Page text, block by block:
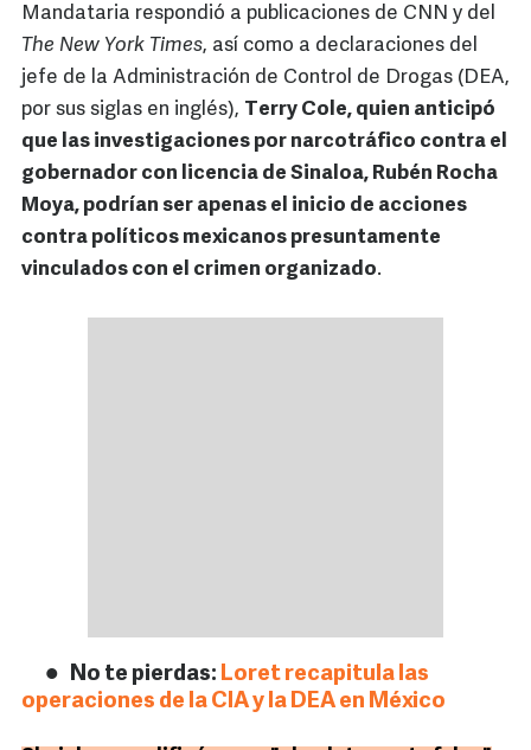
Mandataria respondió a publicaciones de CNN y del
The New York Times, así como a declaraciones del
jefe de la Administración de Control de Drogas (DEA,
por sus siglas en inglés), Terry Cole, quien anticipó
que las investigaciones por narcotráfico contra el
gobernador con licencia de Sinaloa, Rubén Rocha
Moya, podrían ser apenas el inicio de acciones
contra políticos mexicanos presuntamente
vinculados con el crimen organizado.
No te pierdas: Loret recapitula las
operaciones de la CIA y la DEA en México